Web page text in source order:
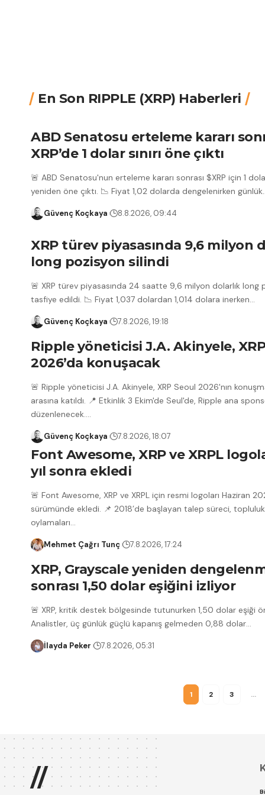
En Son RIPPLE (XRP) Haberleri
ABD Senatosu erteleme kararı
XRP’de 1 dolar sınırı öne çıktı
🚨 ABD Senatosu'nun erteleme kararı sonrası $XRP için 1 dolar
yeniden öne çıktı. 📉 Fiyat 1,02 dolarda dengelenirken günlük
Güvenç Koçkaya 8.8.2026, 09:44
XRP türev piyasasında 9,6 milyon
long pozisyon silindi
🚨 XRP türev piyasasında 24 saatte 9,6 milyon dolarlık long
tasfiye edildi. 📉 Fiyat 1,037 dolardan 1,014 dolara inerken
Güvenç Koçkaya 7.8.2026, 19:18
Ripple yöneticisi J.A. Akinyele,
2026’da konuşacak
🚨 Ripple yöneticisi J.A. Akinyele, XRP Seoul 2026'nın
arasına katıldı. 📍 Etkinlik 3 Ekim'de Seul'de, Ripple ana
düzenlenecek.…
Güvenç Koçkaya 7.8.2026, 18:07
Font Awesome, XRP ve XRPL
yıl sonra ekledi
🚨 Font Awesome, XRP ve XRPL için resmi logoları Haziran
sürümünde ekledi. 📌 2018’de başlayan talep süreci, topluluk
oylamaları…
Mehmet Çağrı Tunç 7.8.2026, 17:24
XRP, Grayscale yeniden
sonrası 1,50 dolar eşiğini izliyor
🚨 XRP, kritik destek bölgesinde tutunurken 1,50 dolar eşiği
Analistler, üç günlük güçlü kapanış gelmeden 0,88 dolar…
İlayda Peker 7.8.2026, 05:31
1 2 3 …
//